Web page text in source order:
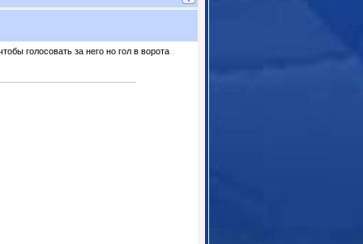
голосовать за него но гол в ворота